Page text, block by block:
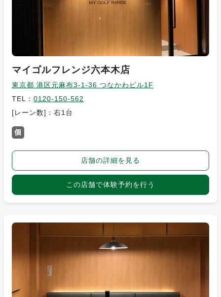
マイゴルフレンジ六本木店
東京都 港区元麻布3-1-36 つなかわビル1F
TEL： 0120-150-562
[レーン数]：右1台
個
店舗の詳細を見る
この店舗で体験予約を行う